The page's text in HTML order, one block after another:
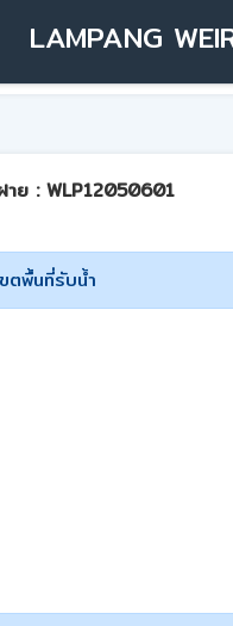
LAMPANG
ย : WLP12050601
ตพื้นที่รับน้ำ